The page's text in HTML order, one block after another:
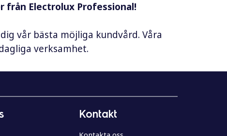
Electrolux Professional!
vår bästa möjliga kundvård. Våra
verksamhet.
Kontakt